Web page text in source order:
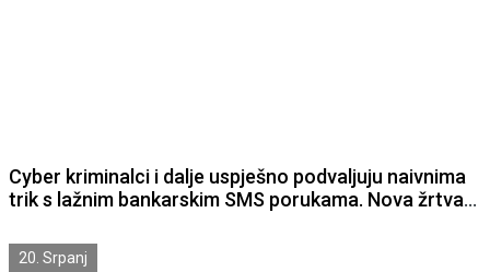
Cyber kriminalci i dalje uspješno podvaljuju naivnima
trik s lažnim bankarskim SMS porukama. Nova žrtva
20. Srpanj